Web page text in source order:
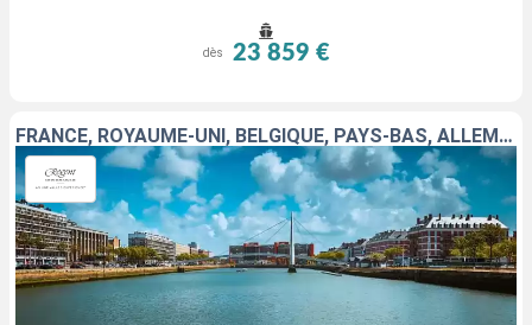
dès 23 859 €
FRANCE, ROYAUME-UNI, BELGIQUE, PAYS-BAS, ALLEMAGNE, NORVÈGE, SUÈDE, DANEMARK